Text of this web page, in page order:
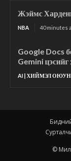
Жэймс
NBA 40 minutes
Google Docs
Gemini цэсийг
AI | ХИЙМЭЛ ОЮУН
©